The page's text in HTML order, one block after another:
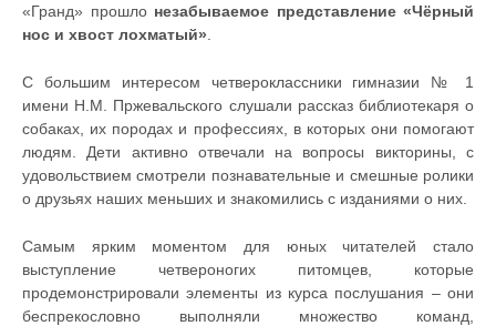
«Гранд» прошло незабываемое представление «Чёрный
нос и хвост лохматый»
С большим интересом четвероклассники гимназии № 1
имени Н.М. Пржевальского слушали рассказ библиотекаря о
собаках, их породах и профессиях, в которых они помогают
людям. Дети активно отвечали на вопросы викторины, с
удовольствием смотрели познавательные и смешные ролики
о друзьях наших меньших и знакомились с изданиями о них.
Самым ярким моментом для юных читателей стало
выступление четвероногих питомцев, которые
продемонстрировали элементы из курса послушания – они
беспрекословно выполняли множество команд,